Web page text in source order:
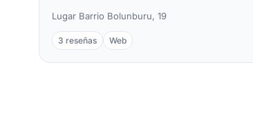
Lugar Barrio Bolunburu, 19
3 reseñas Web